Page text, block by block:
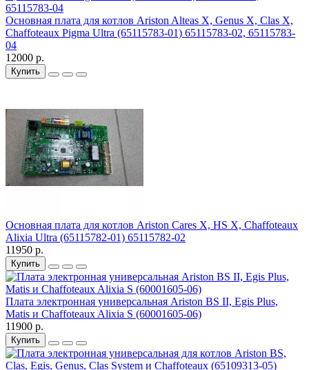
Основная плата для котлов Ariston Alteas X, Genus X, Clas X,
Chaffoteaux Pigma Ultra (65115783-01) 65115783-02, 65115783-
04
12000 р.
Купить
Основная плата для котлов Ariston Cares X, HS X, Chaffoteaux
Alixia Ultra (65115782-01) 65115782-02
11950 р.
Купить
Плата электронная универсальная Ariston BS II, Egis Plus,
Matis и Chaffoteaux Alixia S (60001605-06)
11900 р.
Купить